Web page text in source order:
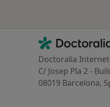
Contacto
Doctoralia - Homepage
Doctoralia Internet
C/ Josep Pla 2 -
08019 Barcelona,